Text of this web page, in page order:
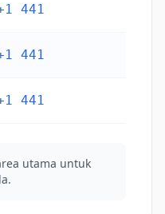
441
441
441
utama untuk